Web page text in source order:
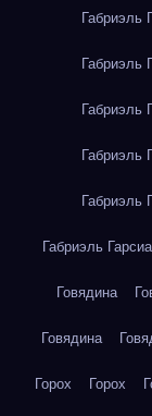
Габриэль
Габриэль
Габриэль
Габриэль
Габриэль
Габриэль
Говядина
Говядина
Горох Горох